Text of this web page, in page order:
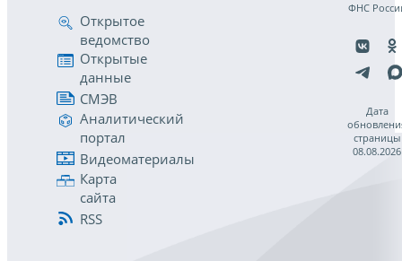
Открытое
ведомство
Открытые
данные
СМЭВ
Аналитический
портал
Видеоматериалы
Карта
сайта
RSS
ФНС
Дата
страницы
08.08.2026